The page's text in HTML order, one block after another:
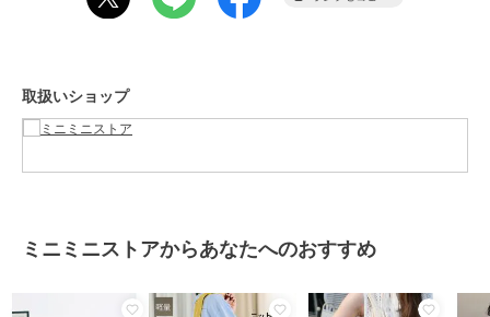
す。予めご了承の上、ご注文お願い致します。
ショップ ミニミニストア
レディース
取扱いショップ
ミニミニストアからあなたへのおすすめ